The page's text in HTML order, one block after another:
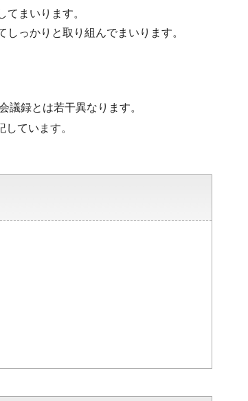
まいります。
っかりと取り組んでまいります。
議録とは若干異なります。
しています。